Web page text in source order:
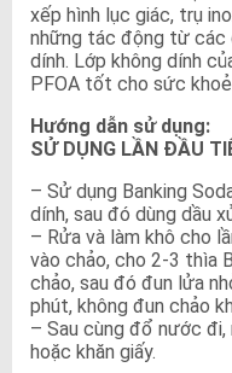
xếp hình lục giác, trụ
những tác động từ các
dính. Lớp không dính
PFOA tốt cho sức
Hướng dẫn sử dụng:
SỬ DỤNG LẦN ĐẦU
– Sử dụng Banking
dính, sau đó dùng dầu
– Rửa và làm khô cho
vào chảo, cho 2-3 thìa
chảo, sau đó đun lửa
phút, không đun chảo
– Sau cùng đổ nước đi,
hoặc khăn giấy.